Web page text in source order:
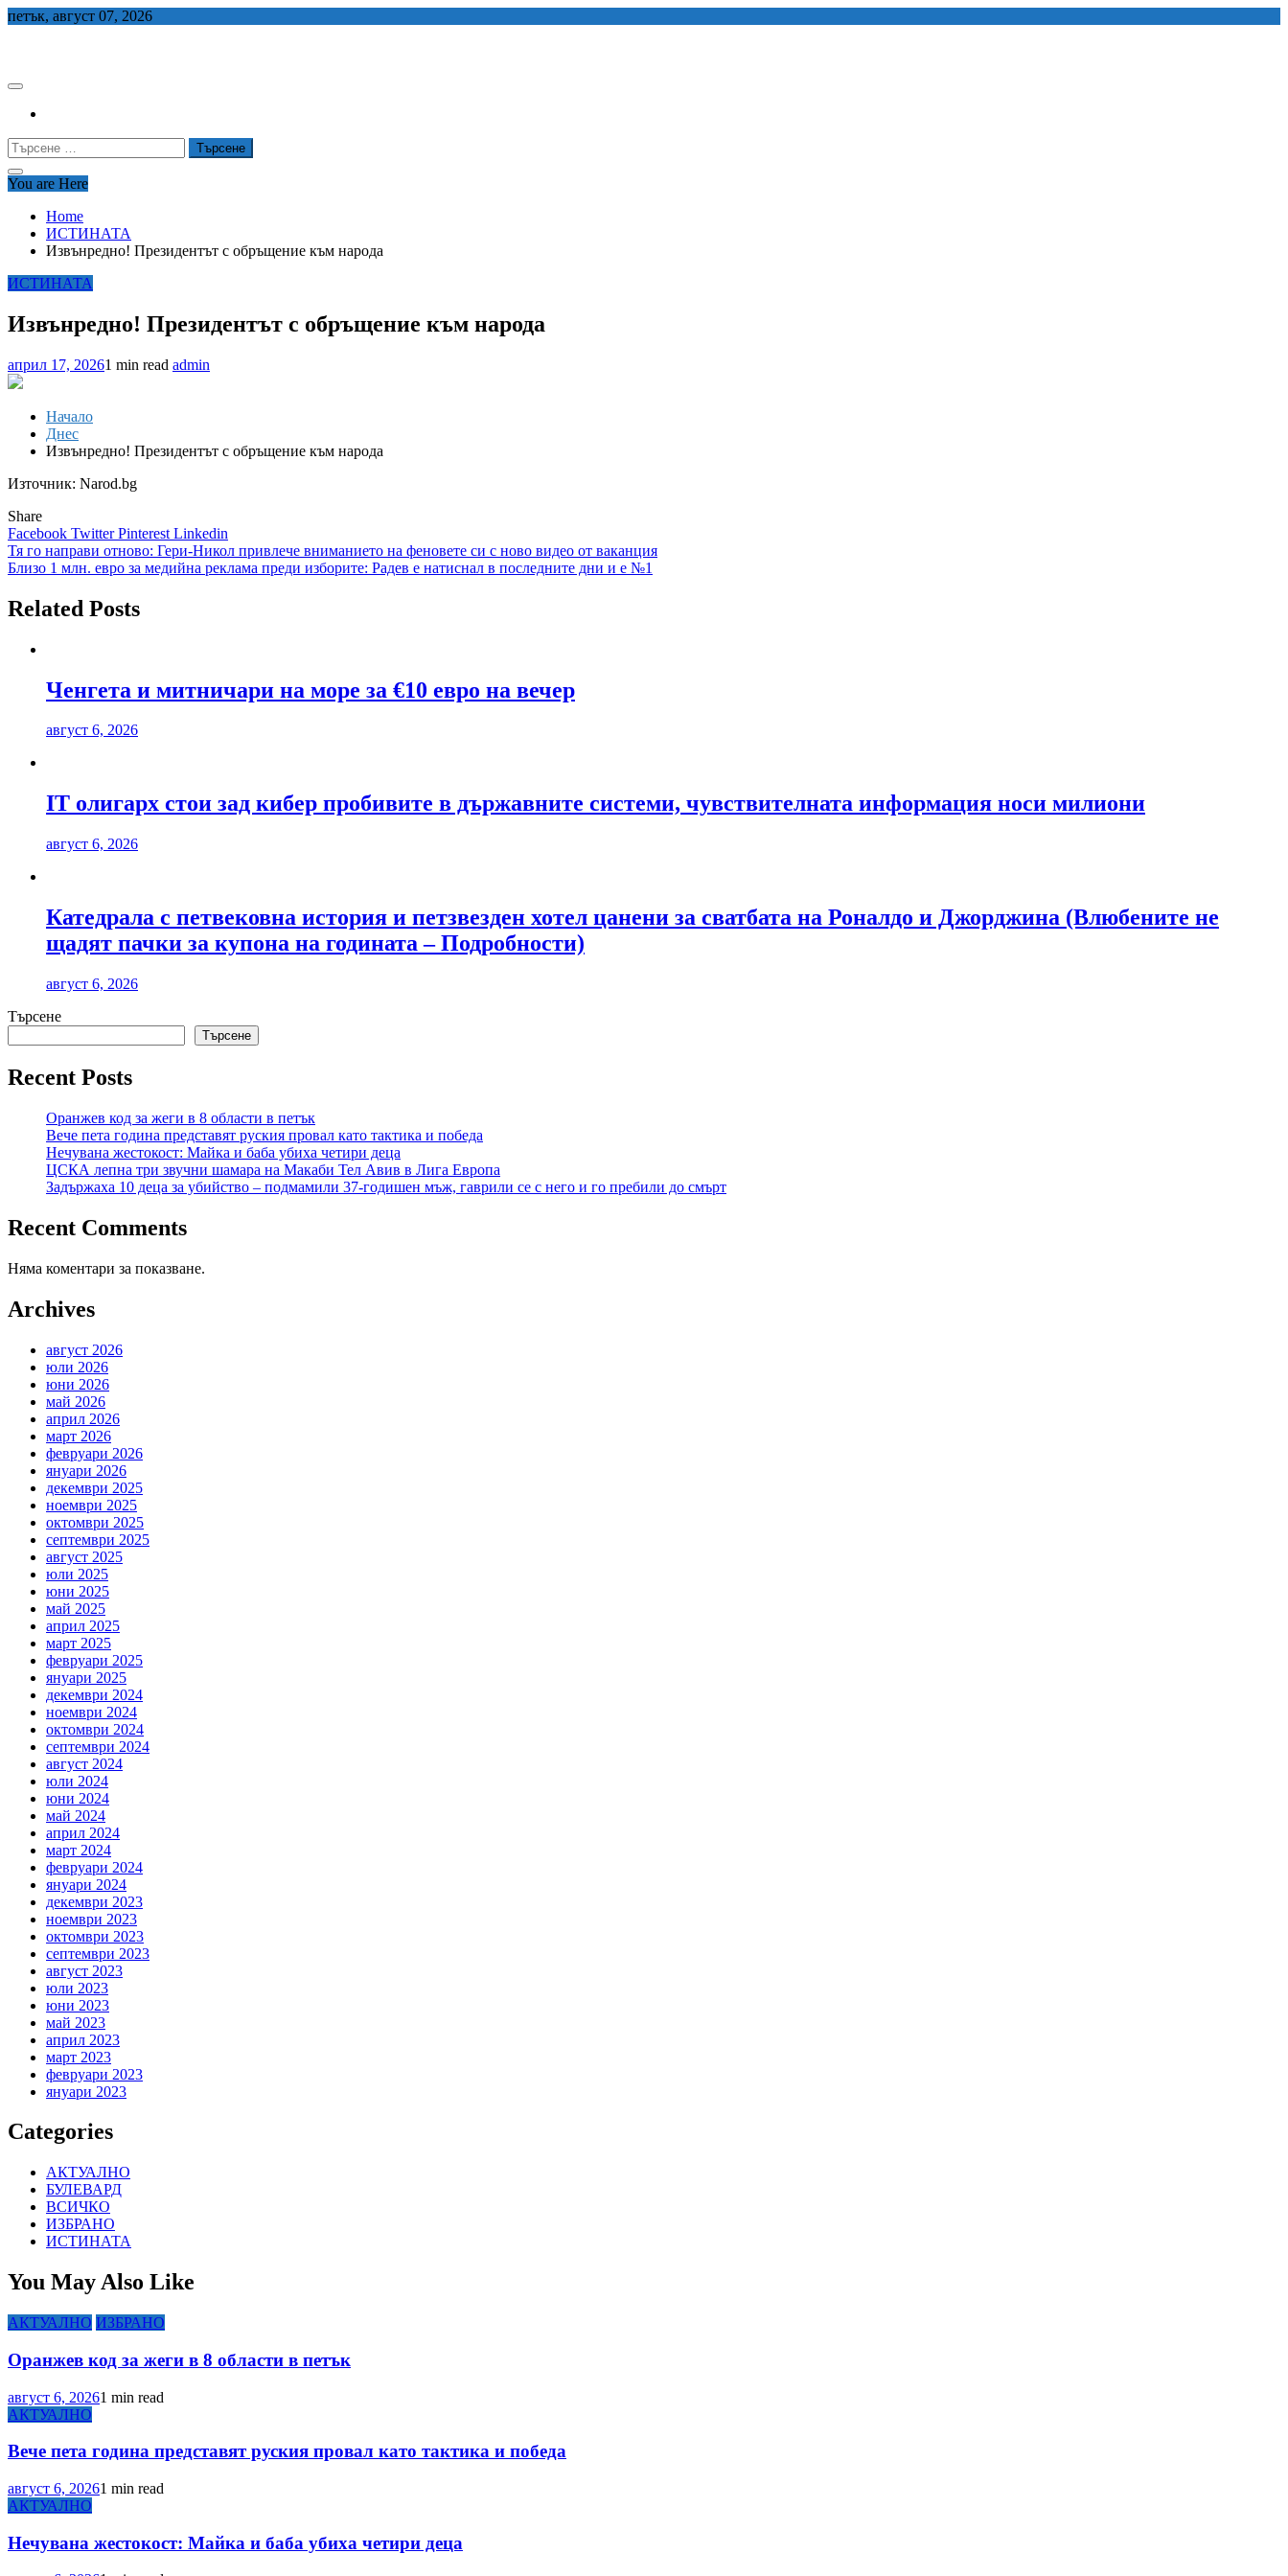
Skip
петък, август 07, 2026
Търсене
за:
You are Here
Home
ИСТИНАТА
Извънредно! Президентът с обръщение към народа
ИСТИНАТА
Извънредно! Президентът с обръщение към народа
април 17, 20261 min read admin
Начало
Днес
Извънредно! Президентът с обръщение към народа
Източник: Narod.bg
Share
Facebook TwitterPinterest Linkedin
Навигация
Тя го направи отново: Гери-Никол привлече вниманието на феновете си с ново видео от ваканция
Близо 1 млн. евро за медийна реклама преди изборите: Радев е натиснал в последните дни и е №1
Related Posts
Ченгета и митничари на море за €10 евро на вечер
август 6, 2026
IT олигарх стои зад кибер пробивите в държавните системи, чувствителната информация носи милиони
август 6, 2026
Катедрала с петвековна история и петзвезден хотел цанени за сватбата на Роналдо и Джорджина (Влюбените не
щадят пачки за купона на годината – Подробности)
август 6, 2026
Търсене
Търсене
Recent Posts
Оранжев код за жеги в 8 области в петък
Вече пета година представят руския провал като тактика и победа
Нечувана жестокост: Майка и баба убиха четири деца
ЦСКА лепна три звучни шамара на Макаби Тел Авив в Лига Европа
Задържаха 10 деца за убийство – подмамили 37-годишен мъж, гаврили се с него и го пребили до смърт
Recent Comments
Няма коментари за показване.
Archives
август 2026
юли 2026
юни 2026
май 2026
април 2026
март 2026
февруари 2026
януари 2026
декември 2025
ноември 2025
октомври 2025
септември 2025
август 2025
юли 2025
юни 2025
май 2025
април 2025
март 2025
февруари 2025
януари 2025
декември 2024
ноември 2024
октомври 2024
септември 2024
август 2024
юли 2024
юни 2024
май 2024
април 2024
март 2024
февруари 2024
януари 2024
декември 2023
ноември 2023
октомври 2023
септември 2023
август 2023
юли 2023
юни 2023
май 2023
април 2023
март 2023
февруари 2023
януари 2023
Categories
АКТУАЛНО
БУЛЕВАРД
ВСИЧКО
ИЗБРАНО
ИСТИНАТА
You May Also Like
АКТУАЛНО ИЗБРАНО
Оранжев код за жеги в 8 области в петък
август 6, 20261 min read
АКТУАЛНО
Вече пета година представят руския провал като тактика и победа
август 6, 20261 min read
АКТУАЛНО
Нечувана жестокост: Майка и баба убиха четири деца